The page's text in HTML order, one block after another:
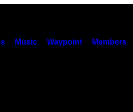
Music Waypoint Members